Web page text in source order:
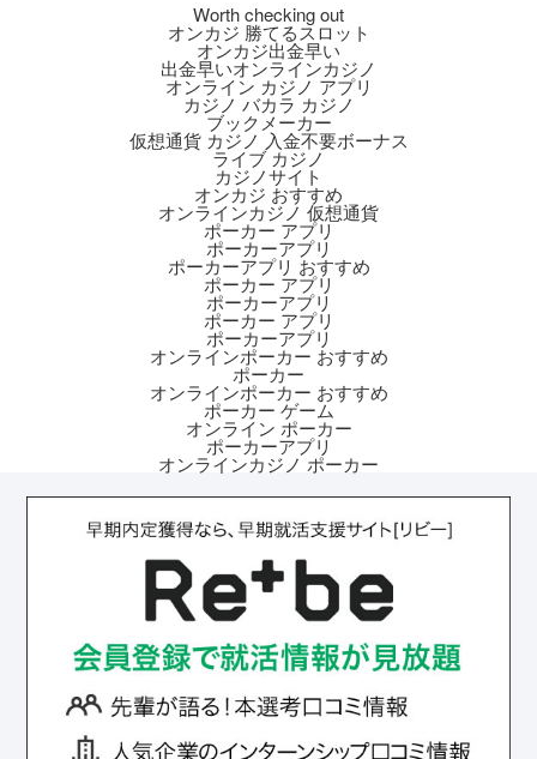
Worth checking out
オンカジ 勝てるスロット
オンカジ出金早い
出金早いオンラインカジノ
オンライン カジノ アプリ
カジノ バカラ カジノ
ブックメーカー
仮想通貨 カジノ 入金不要ボーナス
ライブ カジノ
カジノサイト
オンカジ おすすめ
オンラインカジノ 仮想通貨
ポーカー アプリ
ポーカーアプリ
ポーカーアプリ おすすめ
ポーカー アプリ
ポーカーアプリ
ポーカー アプリ
ポーカーアプリ
オンラインポーカー おすすめ
ポーカー
オンラインポーカー おすすめ
ポーカー ゲーム
オンライン ポーカー
ポーカーアプリ
オンラインカジノ ポーカー